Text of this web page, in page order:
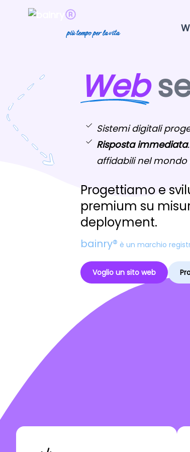
più tempo per la vita
Web
Sistemi digitali
Risposta immediata
affidabili nel mondo
Progettiamo e
premium su
deployment.
bainry® è un marchio
Voglio un sito web